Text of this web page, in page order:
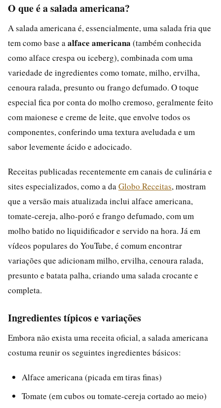
O que é a salada americana?
A salada americana é, essencialmente, uma salada fria que
tem como base a alface americana (também conhecida
como alface crespa ou iceberg), combinada com uma
variedade de ingredientes como tomate, milho, ervilha,
cenoura ralada, presunto ou frango defumado. O toque
especial fica por conta do molho cremoso, geralmente feito
com maionese e creme de leite, que envolve todos os
componentes, conferindo uma textura aveludada e um
sabor levemente ácido e adocicado.
Receitas publicadas recentemente em canais de culinária e
sites especializados, como a da Globo Receitas, mostram
que a versão mais atualizada inclui alface americana,
tomate-cereja, alho-poró e frango defumado, com um
molho batido no liquidificador e servido na hora. Já em
vídeos populares do YouTube, é comum encontrar
variações que adicionam milho, ervilha, cenoura ralada,
presunto e batata palha, criando uma salada crocante e
completa.
Ingredientes típicos e variações
Embora não exista uma receita oficial, a salada americana
costuma reunir os seguintes ingredientes básicos:
Alface americana (picada em tiras finas)
Tomate (em cubos ou tomate-cereja cortado ao meio)